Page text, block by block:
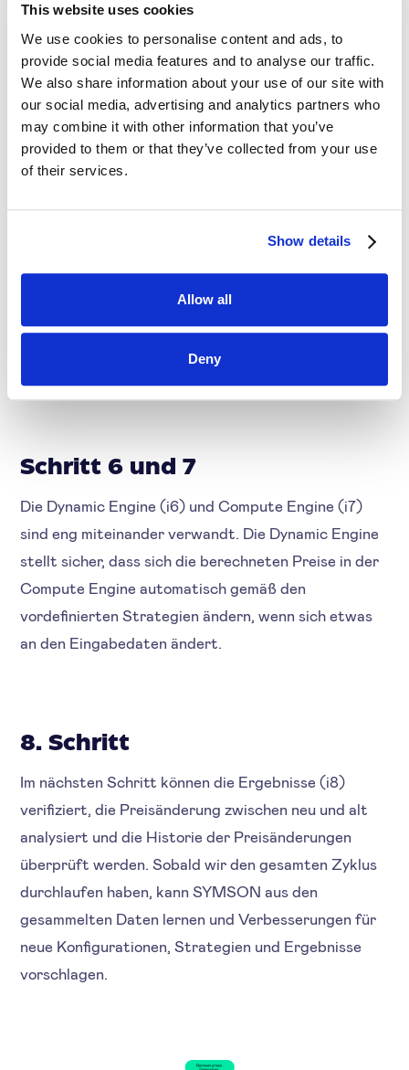
This website uses cookies
We use cookies to personalise content and ads, to
provide social media features and to analyse our traffic.
We also share information about your use of our site with
our social media, advertising and analytics partners who
may combine it with other information that you’ve
provided to them or that they’ve collected from your use
of their services.
Show details
Allow all
Deny
Abbildung 1: Der Onboarding-Prozess von SYMSON
importierten Attributen oder auf manueller Auswahl
Schritt 6 und 7
Die Dynamic Engine (i6) und Compute Engine (i7)
sind eng miteinander verwandt. Die Dynamic Engine
stellt sicher, dass sich die berechneten Preise in der
Compute Engine automatisch gemäß den
vordefinierten Strategien ändern, wenn sich etwas
an den Eingabedaten ändert.
8. Schritt
Im nächsten Schritt können die Ergebnisse (i8)
verifiziert, die Preisänderung zwischen neu und alt
analysiert und die Historie der Preisänderungen
überprüft werden. Sobald wir den gesamten Zyklus
durchlaufen haben, kann SYMSON aus den
gesammelten Daten lernen und Verbesserungen für
neue Konfigurationen, Strategien und Ergebnisse
vorschlagen.